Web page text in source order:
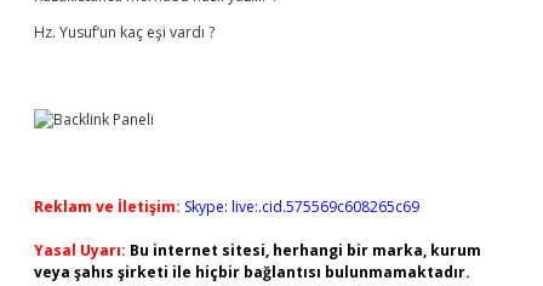
Hz. Yusuf’un kaç eşi vardı ?
Reklam ve İletişim: Skype: live:.cid.575569c608265c69
Yasal Uyarı: Bu internet sitesi, herhangi bir marka, kurum
veya şahıs şirketi ile hiçbir bağlantısı bulunmamaktadır.